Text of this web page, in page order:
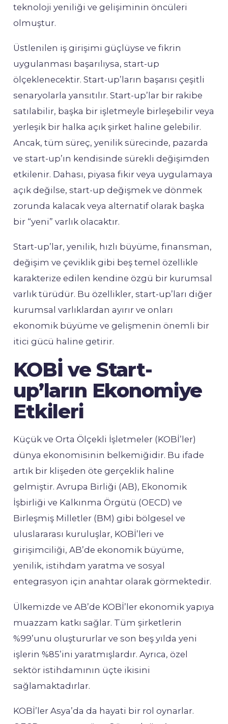
teknoloji yeniliği ve gelişiminin öncüleri
olmuştur.
Üstlenilen iş girişimi güçlüyse ve fikrin
uygulanması başarılıysa, start-up
ölçeklenecektir. Start-up’ların başarısı çeşitli
senaryolarla yansıtılır. Start-up’lar bir rakibe
satılabilir, başka bir işletmeyle birleşebilir veya
yerleşik bir halka açık şirket haline gelebilir.
Ancak, tüm süreç, yenilik sürecinde, pazarda
ve start-up’ın kendisinde sürekli değişimden
etkilenir. Dahası, piyasa fikir veya uygulamaya
açık değilse, start-up değişmek ve dönmek
zorunda kalacak veya alternatif olarak başka
bir “yeni” varlık olacaktır.
Start-up’lar, yenilik, hızlı büyüme, finansman,
değişim ve çeviklik gibi beş temel özellikle
karakterize edilen kendine özgü bir kurumsal
varlık türüdür. Bu özellikler, start-up’ları diğer
kurumsal varlıklardan ayırır ve onları
ekonomik büyüme ve gelişmenin önemli bir
itici gücü haline getirir.
KOBİ ve Start-
up’ların Ekonomiye
Etkileri
Küçük ve Orta Ölçekli İşletmeler (KOBİ’ler)
dünya ekonomisinin belkemiğidir. Bu ifade
artık bir klişeden öte gerçeklik haline
gelmiştir. Avrupa Birliği (AB), Ekonomik
İşbirliği ve Kalkınma Örgütü (OECD) ve
Birleşmiş Milletler (BM) gibi bölgesel ve
uluslararası kuruluşlar, KOBİ’leri ve
girişimciliği, AB’de ekonomik büyüme,
yenilik, istihdam yaratma ve sosyal
entegrasyon için anahtar olarak görmektedir.
Ülkemizde ve AB’de KOBİ’ler ekonomik yapıya
muazzam katkı sağlar. Tüm şirketlerin
%99’unu oluştururlar ve son beş yılda yeni
işlerin %85’ini yaratmışlardır. Ayrıca, özel
sektör istihdamının üçte ikisini
sağlamaktadırlar.
KOBİ’ler Asya’da da hayati bir rol oynarlar.